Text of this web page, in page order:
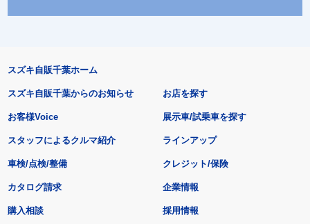
スズキ自販千葉ホーム
スズキ自販千葉からのお知らせ
お客様Voice
スタッフによるクルマ紹介
お店を探す
展示車/試乗車を探す
ラインアップ
車検/点検/整備 クレジット/保険
カタログ請求
購入相談
企業情報
採用情報